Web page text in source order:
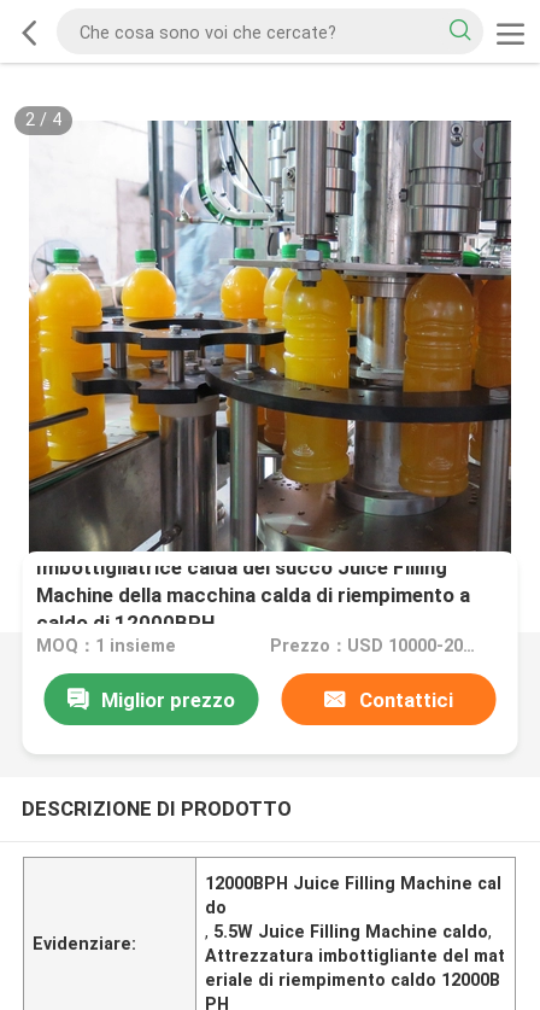
2/ 4
Imbottigliatrice calda del succo Juice Filling
Machine della macchina calda di riempimento a
caldo di 12000BPH
MOQ：1 insieme Prezzo：USD 10000-20000 per Set
Miglior prezzo Contattici
DESCRIZIONE DI PRODOTTO
Evidenziare:
12000BPH Juice Filling Machine cal
do
, 5.5W Juice Filling Machine caldo,
Attrezzatura imbottigliante del mat
eriale di riempimento caldo 12000B
PH